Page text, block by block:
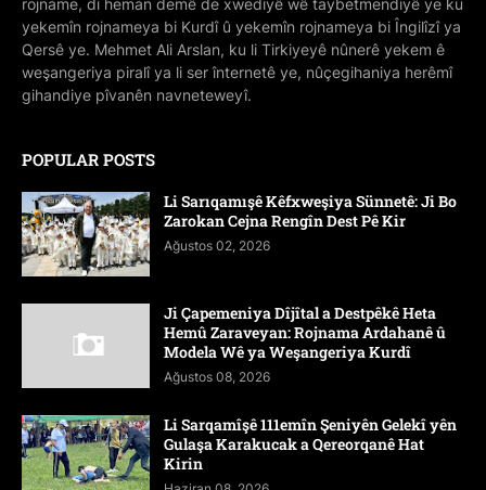
rojname, di heman demê de xwediyê wê taybetmendiyê ye ku
yekemîn rojnameya bi Kurdî û yekemîn rojnameya bi Îngilîzî ya
Qersê ye. Mehmet Ali Arslan, ku li Tirkiyeyê nûnerê yekem ê
weşangeriya piralî ya li ser înternetê ye, nûçegihaniya herêmî
gihandiye pîvanên navneteweyî.
POPULAR POSTS
Li Sarıqamışê Kêfxweşiya Sünnetê: Ji Bo
Zarokan Cejna Rengîn Dest Pê Kir
Ağustos 02, 2026
Ji Çapemeniya Dîjîtal a Destpêkê Heta
Hemû Zaraveyan: Rojnama Ardahanê û
Modela Wê ya Weşangeriya Kurdî
Ağustos 08, 2026
Li Sarqamîşê 111emîn Şeniyên Gelekî yên
Gulaşa Karakucak a Qereorqanê Hat
Kirin